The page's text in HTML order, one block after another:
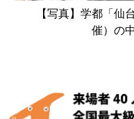
【写真】学都「仙
催）の